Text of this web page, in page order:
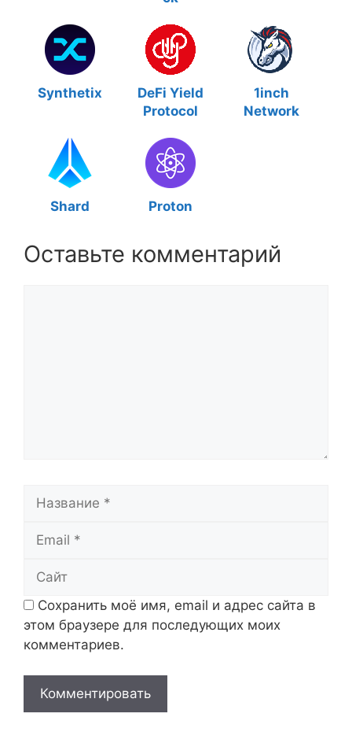
Synthetix
DeFi Yield
Protocol
1inch
Network
Shard Proton
Оставьте комментарий
Название
Email
Сайт
Сохранить моё имя, email и адрес сайта в
этом браузере для последующих моих
комментариев.